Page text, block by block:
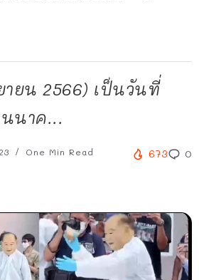
ยน 2566) เป็นวันที่
นาค...
One Min Read 673 0